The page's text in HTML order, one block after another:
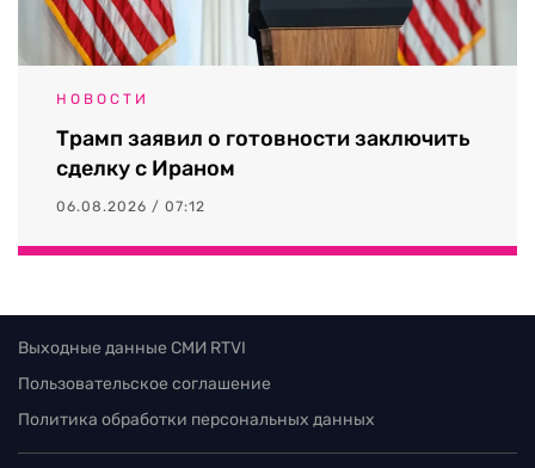
НОВОСТИ
Трамп заявил о готовности заключить
сделку с Ираном
06.08.2026 / 07:12
Выходные данные СМИ RTVI
Пользовательское соглашение
Политика обработки персональных данных